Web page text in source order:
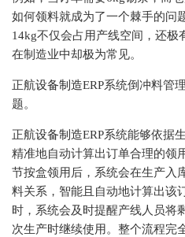
如何领料就成为了一个棘手的问
14kg不仅会占用产线空间，还极
在制造业中却极为常见。
正航设备制造ERP系统倒冲料管
题。
正航设备制造ERP系统能够依据
精准地自动计算出订单合理的领
节按盒领用后，系统会在生产入
料关系，智能且自动地计算出该
时，系统会及时提醒产线人员将
次生产时继续使用。整个流程完